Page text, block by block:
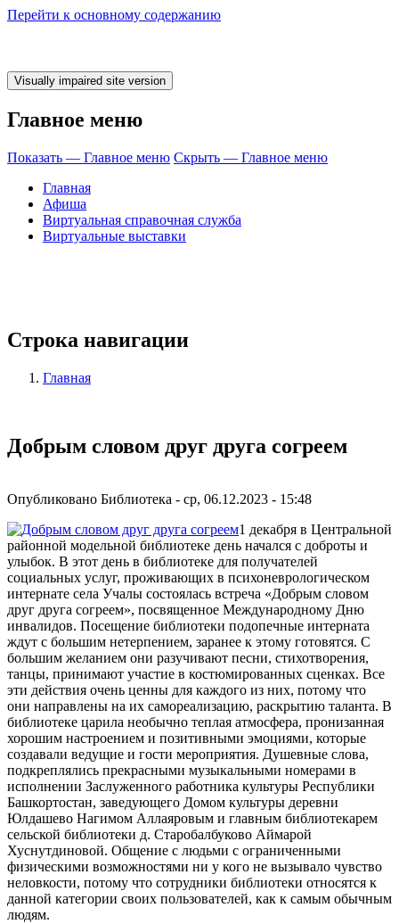
Перейти к основному содержанию
Главное меню
Показать — Главное меню Скрыть — Главное меню
Главная
Афиша
Виртуальная справочная служба
Виртуальные выставки
Строка навигации
Главная
Добрым словом друг друга согреем
Опубликовано Библиотека - ср, 06.12.2023 - 15:48
1 декабря в Центральной
районной модельной библиотеке день начался с доброты и
улыбок. В этот день в библиотеке для получателей
социальных услуг, проживающих в психоневрологическом
интернате села Учалы состоялась встреча «Добрым словом
друг друга согреем», посвященное Международному Дню
инвалидов. Посещение библиотеки подопечные интерната
ждут с большим нетерпением, заранее к этому готовятся. С
большим желанием они разучивают песни, стихотворения,
танцы, принимают участие в костюмированных сценках. Все
эти действия очень ценны для каждого из них, потому что
они направлены на их самореализацию, раскрытию таланта. В
библиотеке царила необычно теплая атмосфера, пронизанная
хорошим настроением и позитивными эмоциями, которые
создавали ведущие и гости мероприятия. Душевные слова,
подкреплялись прекрасными музыкальными номерами в
исполнении Заслуженного работника культуры Республики
Башкортостан, заведующего Домом культуры деревни
Юлдашево Нагимом Аллаяровым и главным библиотекарем
сельской библиотеки д. Старобалбуково Аймарой
Хуснутдиновой. Общение с людьми с ограниченными
физическими возможностями ни у кого не вызывало чувство
неловкости, потому что сотрудники библиотеки относятся к
данной категории своих пользователей, как к самым обычным
людям.